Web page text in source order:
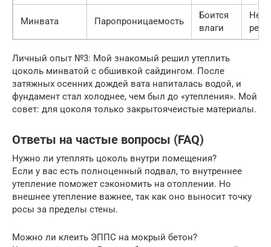
Минвата Паропроницаемость
Боится
влаги
Не
Личный опыт №3: Мой знакомый решил утеплить
цоколь минватой с обшивкой сайдингом. После
затяжных осенних дождей вата напиталась водой, и
фундамент стал холоднее, чем был до «утепления». Мой
совет: для цоколя только закрытоячеистые материалы.
Ответы на частые вопросы (FAQ)
Нужно ли утеплять цоколь внутри помещения?
Если у вас есть полноценный подвал, то внутреннее
утепление поможет сэкономить на отоплении. Но
внешнее утепление важнее, так как оно выносит точку
росы за пределы стены.
Можно ли клеить ЭППС на мокрый бетон?